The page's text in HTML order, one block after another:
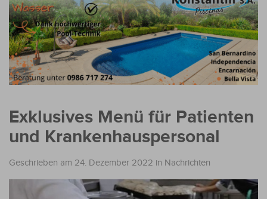
Exklusives Menü für Patienten
und Krankenhauspersonal
Geschrieben am 24. Dezember 2022 in Nachrichten